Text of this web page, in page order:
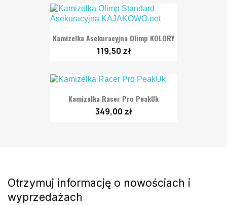
Kamizelka Asekuracyjna Olimp KOLORY
119,50 zł
Kamizelka Racer Pro PeakUk
349,00 zł
Otrzymuj informację o nowościach i
wyprzedażach